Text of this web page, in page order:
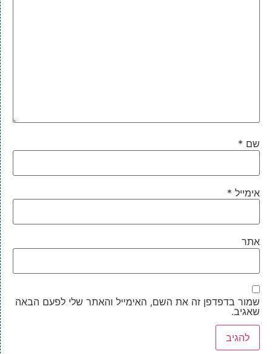
שם *
אימייל *
אתר
שמור בדפדפן זה את השם, האימייל והאתר שלי לפעם הבאה
שאגיב.